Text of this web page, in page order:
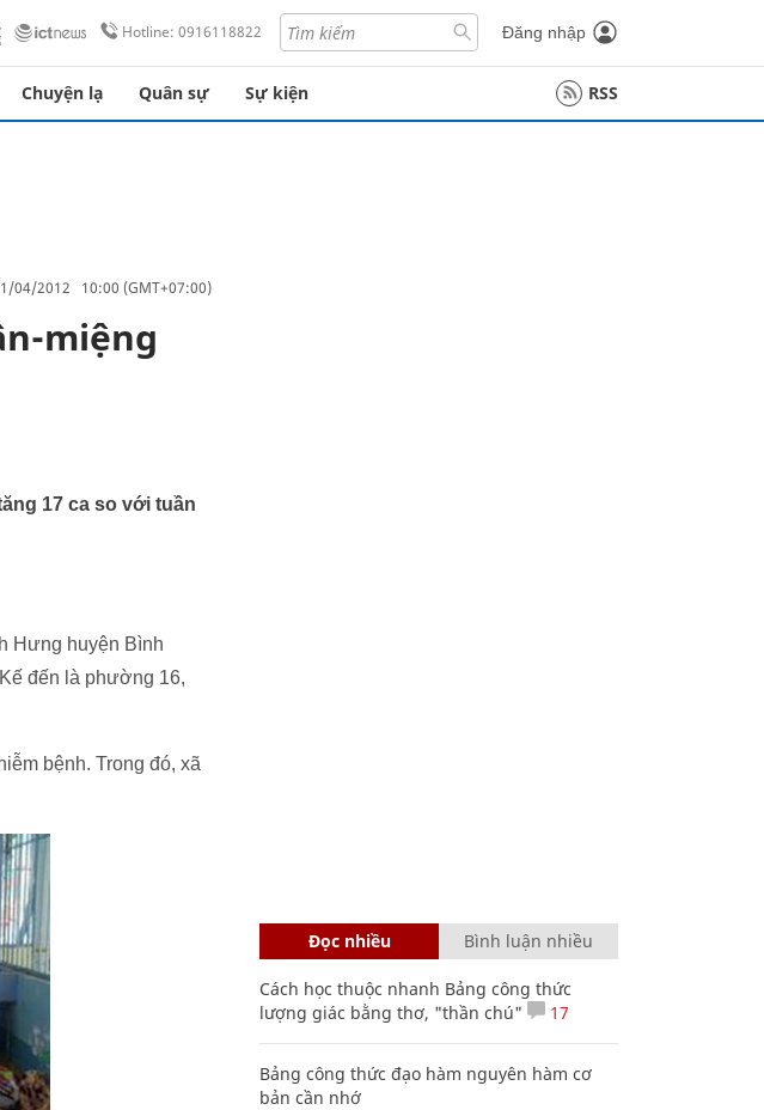
Hotline: 0916118822 Đăng nhập
Chuyện lạ Quân sự Sự kiện RSS
04/2012 10:00 (GMT+07:00)
miệng
17 ca so với tuần
Hưng huyện Bình
đến là phường 16,
bệnh. Trong đó, xã
Đọc nhiều Bình luận nhiều
Cách học thuộc nhanh Bảng công thức
lượng giác bằng thơ, "thần chú"
17
Bảng công thức đạo hàm nguyên hàm cơ
bản cần nhớ